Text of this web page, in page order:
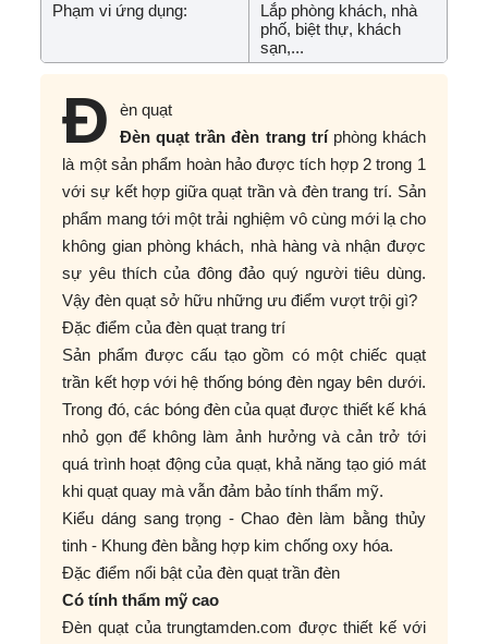
Phạm vi ứng dụng:
Lắp phòng khách, nhà
phố, biệt thự, khách
sạn,...
Đ
èn quạt
Đèn quạt trần đèn trang tríphòng khách
là một sản phẩm hoàn hảo được tích hợp 2 trong 1
với sự kết hợp giữa quạt trần và đèn trang trí. Sản
phẩm mang tới một trải nghiệm vô cùng mới lạ cho
không gian phòng khách, nhà hàng và nhận được
sự yêu thích của đông đảo quý người tiêu dùng.
Vậy đèn quạt sở hữu những ưu điểm vượt trội gì?
Đặc điểm của đèn quạt trang trí
Sản phẩm được cấu tạo gồm có một chiếc quạt
trần kết hợp với hệ thống bóng đèn ngay bên dưới.
Trong đó, các bóng đèn của quạt được thiết kế khá
nhỏ gọn để không làm ảnh hưởng và cản trở tới
quá trình hoạt động của quạt, khả năng tạo gió mát
khi quạt quay mà vẫn đảm bảo tính thẩm mỹ.
Kiểu dáng sang trọng - Chao đèn làm bằng thủy
tinh - Khung đèn bằng hợp kim chống oxy hóa.
Đặc điểm nổi bật của đèn quạt trần đèn
Có tính thẩm mỹ cao
Đèn quạt của trungtamden.com được thiết kế với